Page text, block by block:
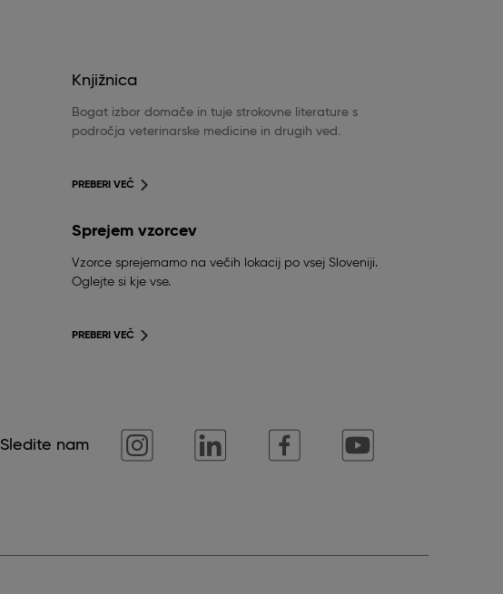
Knjižnica
Bogat izbor domače in tuje strokovne literature s
področja veterinarske medicine in drugih ved.
PREBERI VEČ
Sprejem vzorcev
Vzorce sprejemamo na večih lokacij po vsej Sloveniji.
Oglejte si kje vse.
PREBERI VEČ
Sledite nam